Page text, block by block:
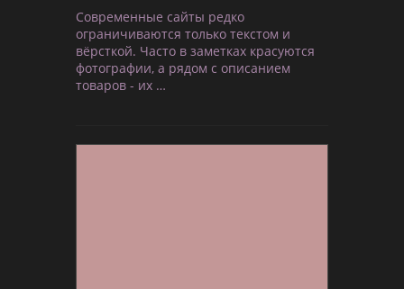
Современные сайты редко
ограничиваются только текстом и
вёрсткой. Часто в заметках красуются
фотографии, а рядом с описанием
товаров - их …